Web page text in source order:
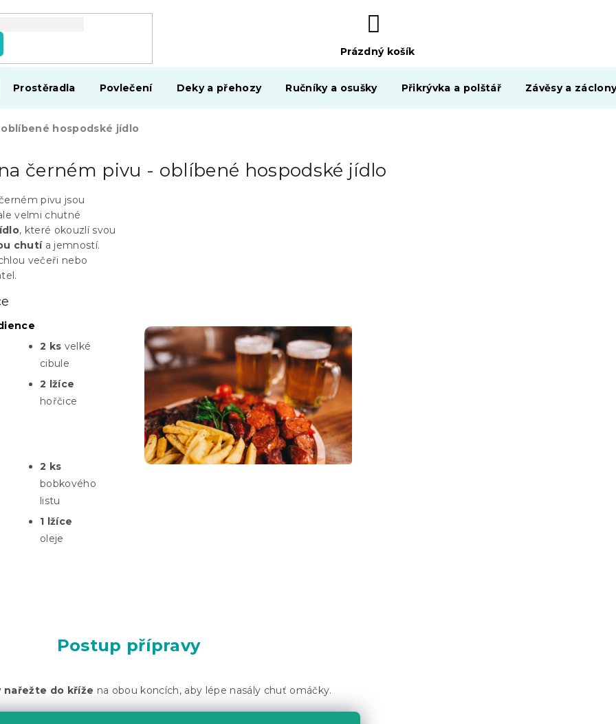
NÁKUPNÍ
KOŠÍK
Prázdný košík
Prostěradla Povlečení Deky a přehozy Ručníky a osušky Přikrývka a polštář Závěsy a
hospodské jídlo
černém pivu - oblíbené hospodské jídlo
pivu jsou
velmi chutné
, které okouzlí svou
chutía jemností.
večeři nebo
2 ks velké
cibule
2 lžíce
hořčice
2 ks
bobkového
listu
1 lžíce
oleje
Postup přípravy
nařežte do kříže na obou koncích, aby lépe nasály chuť omáčky.